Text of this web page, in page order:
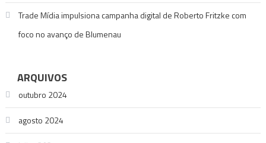
Trade Mídia impulsiona campanha digital de Roberto Fritzke com
foco no avanço de Blumenau
ARQUIVOS
outubro 2024
agosto 2024